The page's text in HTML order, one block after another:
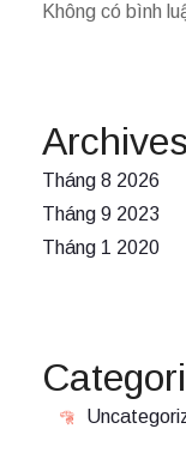
Không có bình
Archives
Tháng 8 2026
Tháng 9 2023
Tháng 1 2020